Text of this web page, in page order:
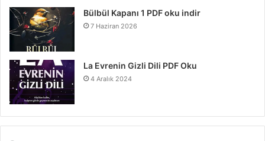
Bülbül Kapanı 1 PDF oku indir
7 Haziran 2026
La Evrenin Gizli Dili PDF Oku
4 Aralık 2024